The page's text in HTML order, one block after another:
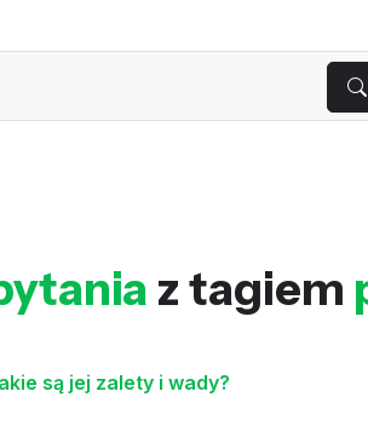
z tagiem
są jej zalety i wady?